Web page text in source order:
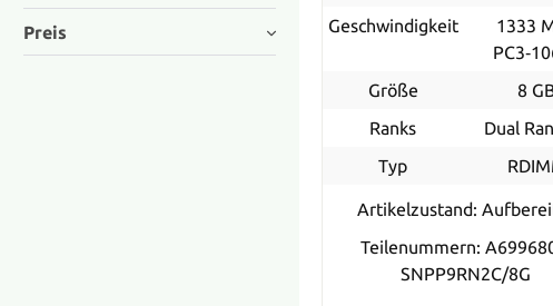
Preis
Geschwindigkeit
1333
Größe
8
Ranks
Dual
Typ
Artikelzustand:
Teilenummern:
SNPP9RN2C/8G